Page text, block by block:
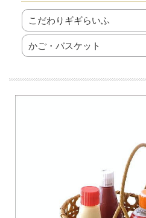
こだわりギギらいふ
かご・バスケット